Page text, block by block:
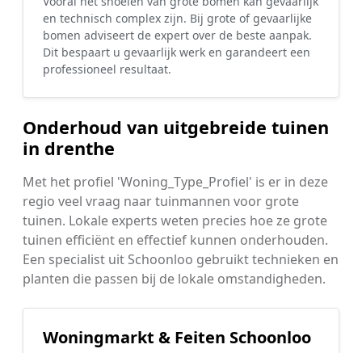
en technisch complex zijn. Bij grote of gevaarlijke
bomen adviseert de expert over de beste aanpak.
Dit bespaart u gevaarlijk werk en garandeert een
professioneel resultaat.
Onderhoud van uitgebreide tuinen
in drenthe
Met het profiel 'Woning_Type_Profiel' is er in deze
regio veel vraag naar tuinmannen voor grote
tuinen. Lokale experts weten precies hoe ze grote
tuinen efficiënt en effectief kunnen onderhouden.
Een specialist uit Schoonloo gebruikt technieken en
planten die passen bij de lokale omstandigheden.
Woningmarkt & Feiten Schoonloo